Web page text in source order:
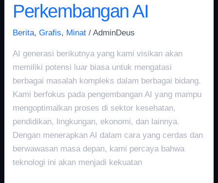
Perkembangan AI
Berita,Grafis, Minat /AdminDeus
AI generasi berikutnya yang kami visikan akan
memiliki potensi luar biasa untuk mengatasi
berbagai masalah kompleks dalam berbagai bidang.
Kami berfokus pada pengembangan AI yang mampu
mengoptimalkan proses di sektor kesehatan,
pendidikan, lingkungan, ekonomi, dan lainnya.
Dengan menerapkan AI dalam cara yang cerdas dan
berwawasan masa depan, kami percaya bahwa
teknologi ini akan menjadi kekuatan